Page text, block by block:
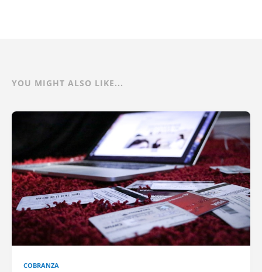
YOU MIGHT ALSO LIKE...
COBRANZA